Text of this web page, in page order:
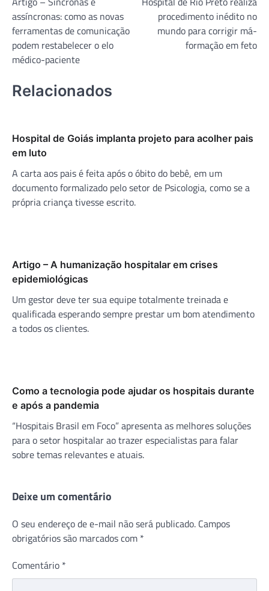
de
Post
assíncronas: como as novas
ferramentas de comunicação
podem restabelecer o elo
médico-paciente
procedimento inédito no
mundo para corrigir má-
formação em feto
Relacionados
Hospital de Goiás implanta projeto para acolher pais
em luto
A carta aos pais é feita após o óbito do bebê, em um
documento formalizado pelo setor de Psicologia, como se a
própria criança tivesse escrito.
Artigo – A humanização hospitalar em crises
epidemiológicas
Um gestor deve ter sua equipe totalmente treinada e
qualificada esperando sempre prestar um bom atendimento
a todos os clientes.
Como a tecnologia pode ajudar os hospitais durante
e após a pandemia
“Hospitais Brasil em Foco” apresenta as melhores soluções
para o setor hospitalar ao trazer especialistas para falar
sobre temas relevantes e atuais.
Deixe um comentário
O seu endereço de e-mail não será publicado. Campos
obrigatórios são marcados com *
Comentário *